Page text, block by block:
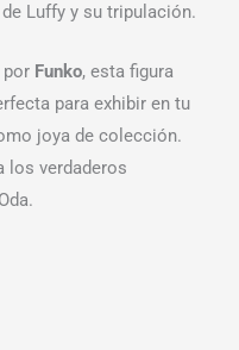
Luffy y su tripulación.
por Funko, esta figura
para exhibir en tu
joya de colección.
los verdaderos